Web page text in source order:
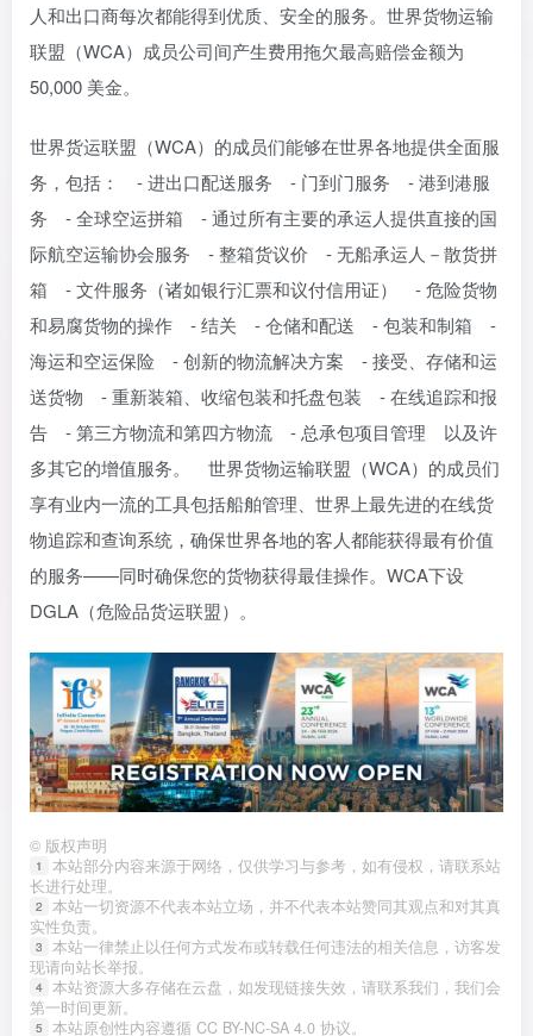
人和出口商每次都能得到优质、安全的服务。世界货物运输
联盟（WCA）成员公司间产生费用拖欠最高赔偿金额为
50,000 美金。
世界货运联盟（WCA）的成员们能够在世界各地提供全面服
务，包括： - 进出口配送服务 - 门到门服务 - 港到港服
务 - 全球空运拼箱 - 通过所有主要的承运人提供直接的国
际航空运输协会服务 - 整箱货议价 - 无船承运人－散货拼
箱 - 文件服务（诸如银行汇票和议付信用证） - 危险货物
和易腐货物的操作 - 结关 - 仓储和配送 - 包装和制箱 -
海运和空运保险 - 创新的物流解决方案 - 接受、存储和运
送货物 - 重新装箱、收缩包装和托盘包装 - 在线追踪和报
告 - 第三方物流和第四方物流 - 总承包项目管理 以及许
多其它的增值服务。 世界货物运输联盟（WCA）的成员们
享有业内一流的工具包括船舶管理、世界上最先进的在线货
物追踪和查询系统，确保世界各地的客人都能获得最有价值
的服务——同时确保您的货物获得最佳操作。WCA下设
DGLA（危险品货运联盟）。
© 版权声明
1
本站部分内容来源于网络，仅供学习与参考，如有侵权，请联系站
长进行处理。
2
本站一切资源不代表本站立场，并不代表本站赞同其观点和对其真
实性负责。
3
本站一律禁止以任何方式发布或转载任何违法的相关信息，访客发
现请向站长举报。
4 本站资源大多存储在云盘，如发现链接失效，请联系我们，我们会
第一时间更新。
5
本站原创性内容遵循 CC BY-NC-SA 4.0 协议。